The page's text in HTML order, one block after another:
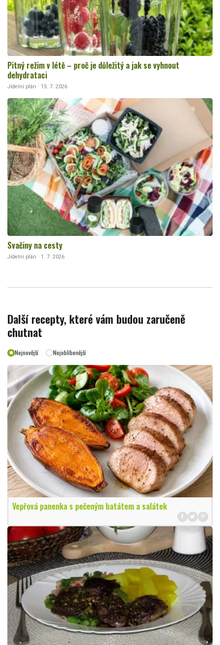
Pitný režim v létě – proč je důležitý a jak se vyhnout
dehydrataci
Jídelní plán · 15. 7. 2026
Svačiny na cesty
Jídelní plán · 1. 7. 2026
Další recepty, které vám budou zaručeně
chutnat
Nejnovější Nejoblíbenější
Vepřová panenka s pečeným batátem a salátek